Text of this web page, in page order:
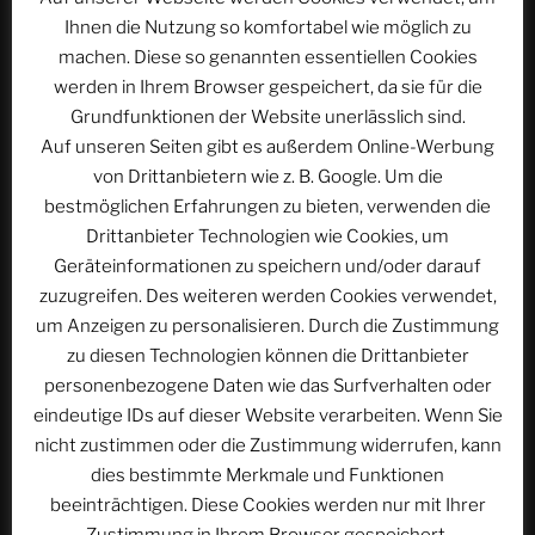
Name*
E-Mail-Adresse*
Website
Name, E-Mail-Adresse und Website in diesem
Ihnen die Nutzung so komfortabel wie möglich zu
machen. Diese so genannten essentiellen Cookies
werden in Ihrem Browser gespeichert, da sie für die
Grundfunktionen der Website unerlässlich sind.
Auf unseren Seiten gibt es außerdem Online-Werbung
von Drittanbietern wie z. B. Google. Um die
bestmöglichen Erfahrungen zu bieten, verwenden die
Drittanbieter Technologien wie Cookies, um
Geräteinformationen zu speichern und/oder darauf
zuzugreifen. Des weiteren werden Cookies verwendet,
um Anzeigen zu personalisieren. Durch die Zustimmung
zu diesen Technologien können die Drittanbieter
personenbezogene Daten wie das Surfverhalten oder
eindeutige IDs auf dieser Website verarbeiten. Wenn Sie
nicht zustimmen oder die Zustimmung widerrufen, kann
dies bestimmte Merkmale und Funktionen
beeinträchtigen. Diese Cookies werden nur mit Ihrer